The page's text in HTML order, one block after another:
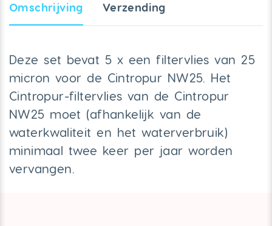
Omschrijving Verzending
Deze set bevat 5 x een filtervlies van 25
micron voor de Cintropur NW25. Het
Cintropur-filtervlies van de Cintropur
NW25 moet (afhankelijk van de
waterkwaliteit en het waterverbruik)
minimaal twee keer per jaar worden
vervangen.